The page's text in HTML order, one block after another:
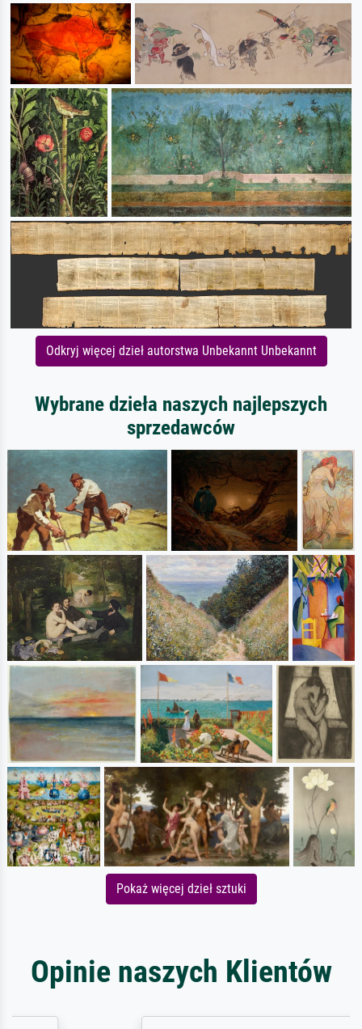
Odkryj więcej dzieł autorstwa Unbekannt Unbekannt
Wybrane dzieła naszych najlepszych
sprzedawców
Pokaż więcej dzieł sztuki
Opinie naszych Klientów